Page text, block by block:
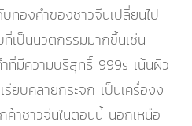
ทองคำของชาวจีนเปลี่ยนไป
เป็นนวตกรรมมากขึ้นเช่น
ที่มีความบริสุทธิ์ 999s เน้นผิว
รียบคลายกระจก เป็นเครื่องง
าชาวจีนในตอนนี้ นอกเหนือ